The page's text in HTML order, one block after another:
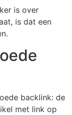
is over
is dat een
backlink: de
met link op